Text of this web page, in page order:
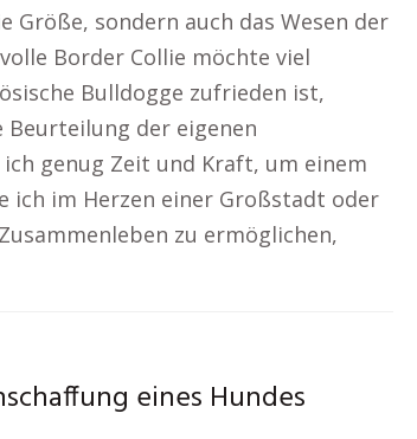
sondern auch das Wesen der
Border Collie möchte viel
Bulldogge zufrieden ist,
Beurteilung der eigenen
genug Zeit und Kraft, um einem
ich im Herzen einer Großstadt oder
zu ermöglichen,
eines Hundes